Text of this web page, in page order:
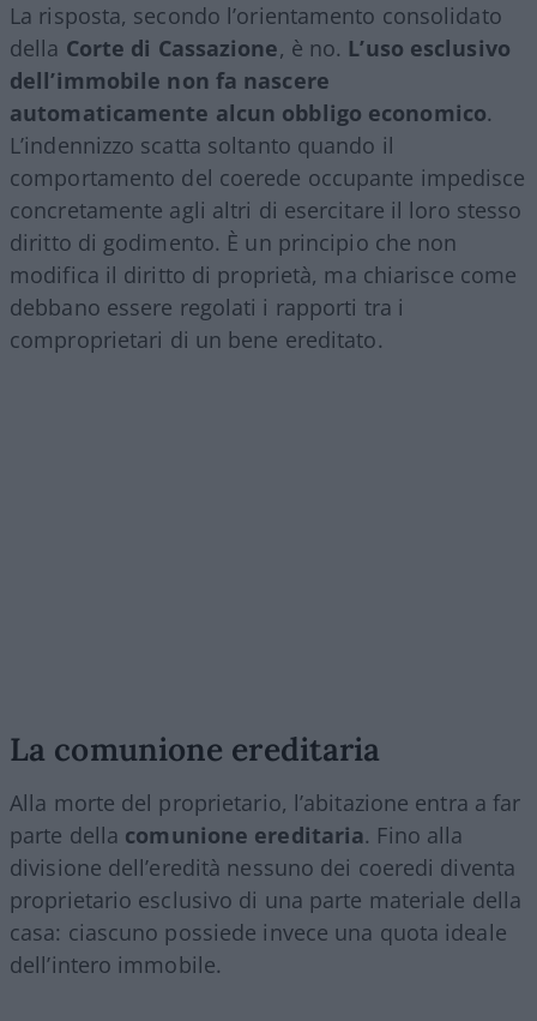
La risposta, secondo l’orientamento consolidato
della Corte di Cassazione, è no. L’uso esclusivo
dell’immobile non fa nascere
automaticamente alcun obbligo economico.
L’indennizzo scatta soltanto quando il
comportamento del coerede occupante impedisce
concretamente agli altri di esercitare il loro stesso
diritto di godimento. È un principio che non
modifica il diritto di proprietà, ma chiarisce come
debbano essere regolati i rapporti tra i
comproprietari di un bene ereditato.
La comunione ereditaria
Alla morte del proprietario, l’abitazione entra a far
parte della comunione ereditaria. Fino alla
divisione dell’eredità nessuno dei coeredi diventa
proprietario esclusivo di una parte materiale della
casa: ciascuno possiede invece una quota ideale
dell’intero immobile.